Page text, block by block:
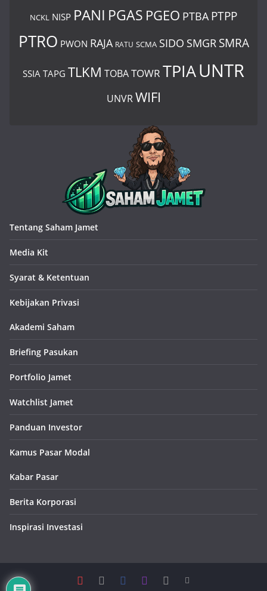
NCKL NISP PANI PGAS PGEO PTBA PTPP
PTRO PWON RAJA RATU SCMA SIDO SMGR SMRA
SSIA TAPG TLKM TOBATOWR TPIAUNTR
UNVR WIFI
Tentang Saham Jamet
Media Kit
Syarat & Ketentuan
Kebijakan Privasi
Akademi Saham
Briefing Pasukan
Portfolio Jamet
Watchlist Jamet
Panduan Investor
Kamus Pasar Modal
Kabar Pasar
Berita Korporasi
Inspirasi Investasi